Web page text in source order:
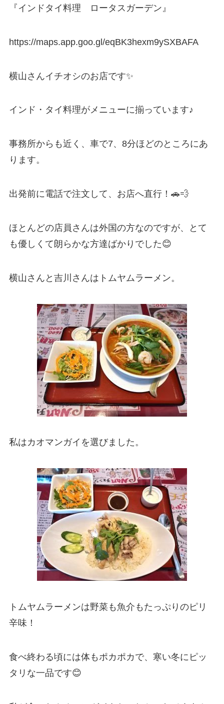
『インドタイ料理 ロータスガーデン』
https://maps.app.goo.gl/eqBK3hexm9ySXBAFA
横山さんイチオシのお店です✨
インド・タイ料理がメニューに揃っています♪
事務所からも近く、車で7、8分ほどのところにあ
ります。
出発前に電話で注文して、お店へ直行！🚗💨
ほとんどの店員さんは外国の方なのですが、とて
も優しくて朗らかな方達ばかりでした😊
横山さんと吉川さんはトムヤムラーメン。
私はカオマンガイを選びました。
トムヤムラーメンは野菜も魚介もたっぷりのピリ
辛味！
食べ終わる頃には体もポカポカで、寒い冬にピッ
タリな一品です😊